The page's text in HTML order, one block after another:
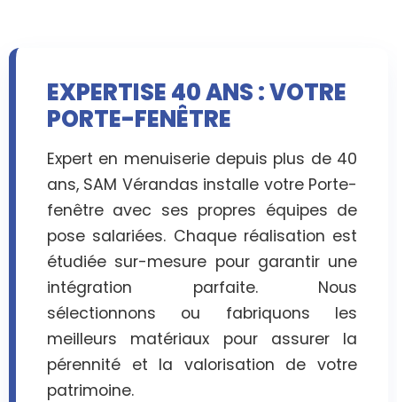
EXPERTISE 40 ANS : VOTRE
PORTE-FENÊTRE
Expert en menuiserie depuis plus de 40
ans, SAM Vérandas installe votre Porte-
fenêtre avec ses propres équipes de
pose salariées. Chaque réalisation est
étudiée sur-mesure pour garantir une
intégration parfaite. Nous
sélectionnons ou fabriquons les
meilleurs matériaux pour assurer la
pérennité et la valorisation de votre
patrimoine.